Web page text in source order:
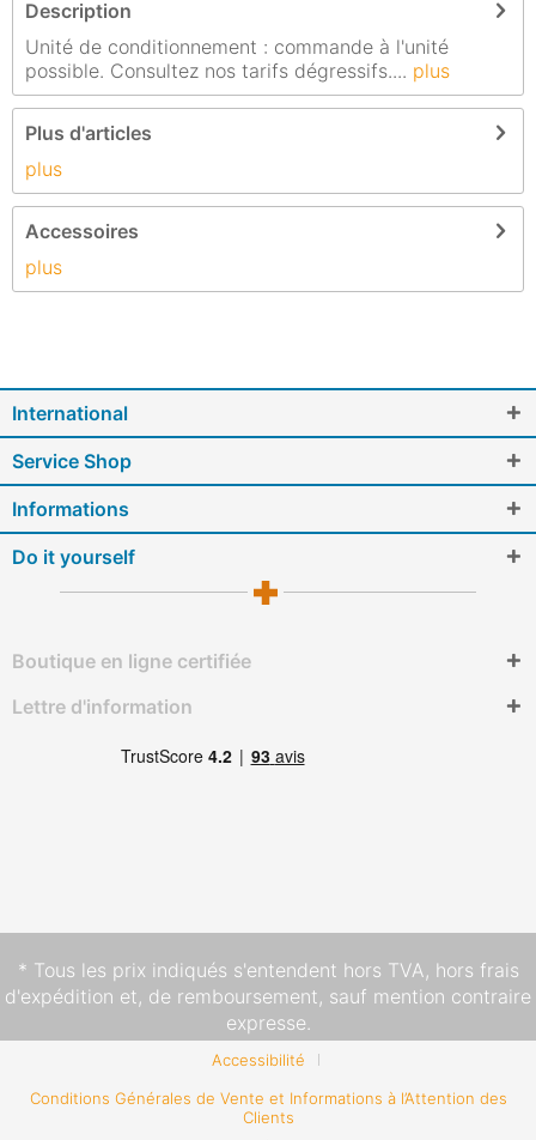
Description
Unité de conditionnement : commande à l'unité
possible. Consultez nos tarifs dégressifs.... plus
Plus d'articles
plus
Accessoires
plus
International
Service Shop
Informations
Do it yourself
Boutique en ligne certifiée
Lettre d'information
* Tous les prix indiqués s'entendent hors TVA, hors frais
d'expédition et, de remboursement, sauf mention contraire
expresse.
Accessibilité
Conditions Générales de Vente et Informations à l’Attention des
Clients